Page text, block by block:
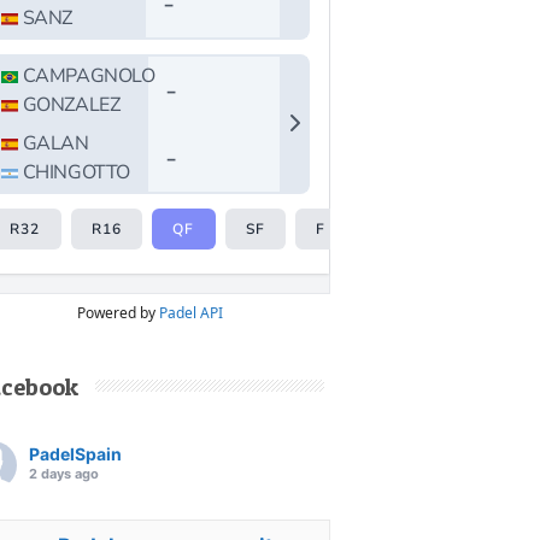
Powered by Padel API
PadelSpain
2 days ago